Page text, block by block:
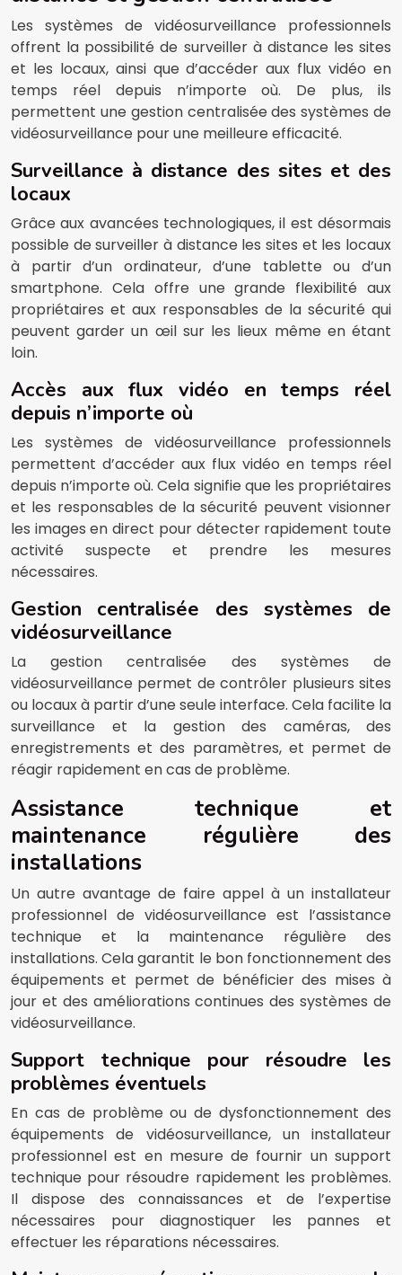
Les systèmes de vidéosurveillance professionnels
offrent la possibilité de surveiller à distance les sites
et les locaux, ainsi que d’accéder aux flux vidéo en
temps réel depuis n’importe où. De plus, ils
permettent une gestion centralisée des systèmes de
vidéosurveillance pour une meilleure efficacité.
Surveillance à distance des sites et des
locaux
Grâce aux avancées technologiques, il est désormais
possible de surveiller à distance les sites et les locaux
à partir d’un ordinateur, d’une tablette ou d’un
smartphone. Cela offre une grande flexibilité aux
propriétaires et aux responsables de la sécurité qui
peuvent garder un œil sur les lieux même en étant
loin.
Accès aux flux vidéo en temps réel
depuis n’importe où
Les systèmes de vidéosurveillance professionnels
permettent d’accéder aux flux vidéo en temps réel
depuis n’importe où. Cela signifie que les propriétaires
et les responsables de la sécurité peuvent visionner
les images en direct pour détecter rapidement toute
activité suspecte et prendre les mesures
nécessaires.
Gestion centralisée des systèmes de
vidéosurveillance
La gestion centralisée des systèmes de
vidéosurveillance permet de contrôler plusieurs sites
ou locaux à partir d’une seule interface. Cela facilite la
surveillance et la gestion des caméras, des
enregistrements et des paramètres, et permet de
réagir rapidement en cas de problème.
Assistance technique et
maintenance régulière des
installations
Un autre avantage de faire appel à un installateur
professionnel de vidéosurveillance est l’assistance
technique et la maintenance régulière des
installations. Cela garantit le bon fonctionnement des
équipements et permet de bénéficier des mises à
jour et des améliorations continues des systèmes de
vidéosurveillance.
Support technique pour résoudre les
problèmes éventuels
En cas de problème ou de dysfonctionnement des
équipements de vidéosurveillance, un installateur
professionnel est en mesure de fournir un support
technique pour résoudre rapidement les problèmes.
Il dispose des connaissances et de l’expertise
nécessaires pour diagnostiquer les pannes et
effectuer les réparations nécessaires.